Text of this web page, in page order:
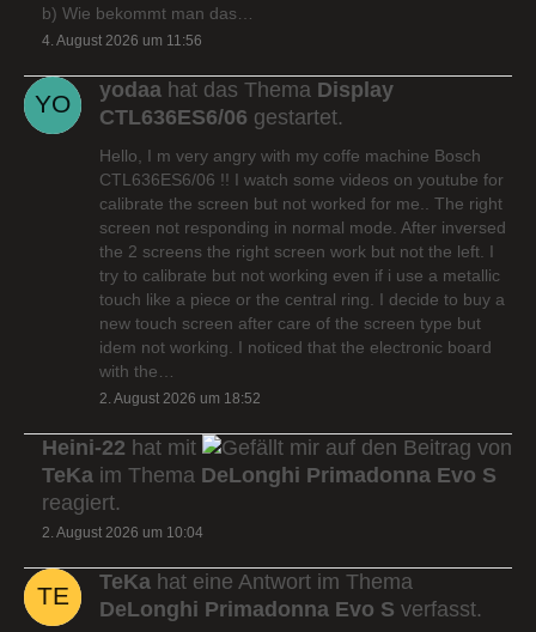
b) Wie bekommt man das…
4. August 2026 um 11:56
yodaa hat das Thema Display
CTL636ES6/06 gestartet.
Hello, I m very angry with my coffe machine Bosch
CTL636ES6/06 !! I watch some videos on youtube for
calibrate the screen but not worked for me.. The right
screen not responding in normal mode. After inversed
the 2 screens the right screen work but not the left. I
try to calibrate but not working even if i use a metallic
touch like a piece or the central ring. I decide to buy a
new touch screen after care of the screen type but
idem not working. I noticed that the electronic board
with the…
2. August 2026 um 18:52
Heini-22 hat mit
auf den Beitrag von
TeKa im Thema DeLonghi Primadonna Evo S
reagiert.
2. August 2026 um 10:04
TeKa hat eine Antwort im Thema
DeLonghi Primadonna Evo S verfasst.